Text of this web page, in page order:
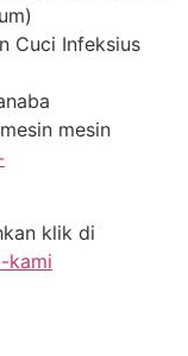
Cuci Infeksius
mesin
klik di
kami